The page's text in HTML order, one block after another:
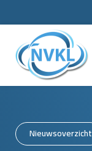
Nieuwsoverzicht